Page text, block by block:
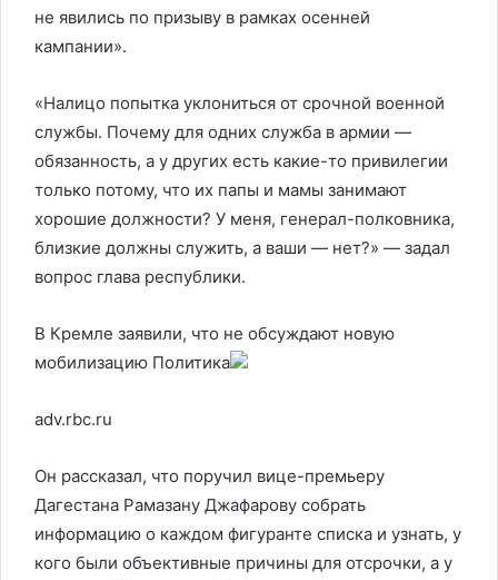
не явились по призыву в рамках осенней
кампании».
«Налицо попытка уклониться от срочной военной
службы. Почему для одних служба в армии —
обязанность, а у других есть какие-то привилегии
только потому, что их папы и мамы занимают
хорошие должности? У меня, генерал-полковника,
близкие должны служить, а ваши — нет?» — задал
вопрос глава республики.
В Кремле заявили, что не обсуждают новую
мобилизацию Политика
adv.rbc.ru
Он рассказал, что поручил вице-премьеру
Дагестана Рамазану Джафарову собрать
информацию о каждом фигуранте списка и узнать, у
кого были объективные причины для отсрочки, а у